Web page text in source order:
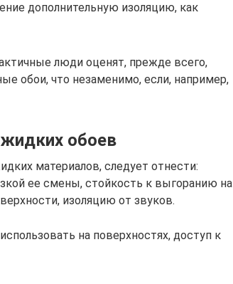
дополнительную изоляцию, как
люди оценят, прежде всего,
обои, что незаменимо, если, например,
обоев
материалов, следует отнести:
ее смены, стойкость к выгоранию на
изоляцию от звуков.
на поверхностях, доступ к